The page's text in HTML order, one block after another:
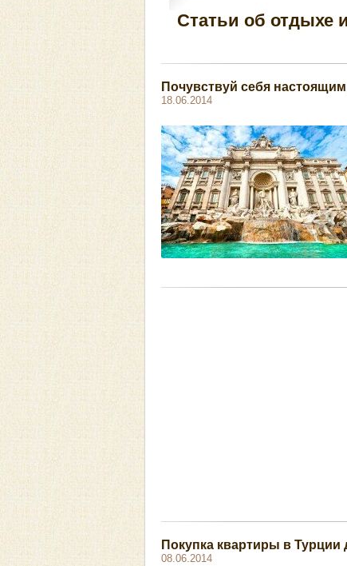
Статьи об отдыхе
Почувствуй себя
18.06.2014
Покупка квартиры в Турции
08.06.2014